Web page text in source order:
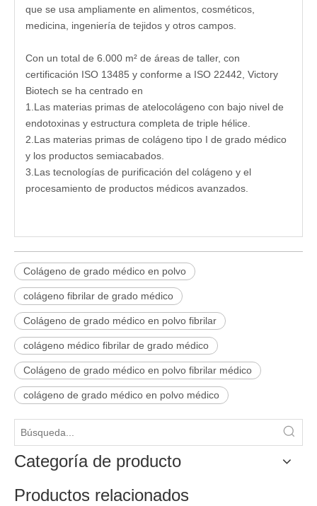
que se usa ampliamente en alimentos, cosméticos,
medicina, ingeniería de tejidos y otros campos.
Con un total de 6.000 m² de áreas de taller, con
certificación ISO 13485 y conforme a ISO 22442, Victory
Biotech se ha centrado en
1.Las materias primas de atelocolágeno con bajo nivel de
endotoxinas y estructura completa de triple hélice.
2.Las materias primas de colágeno tipo I de grado médico
y los productos semiacabados.
3.Las tecnologías de purificación del colágeno y el
procesamiento de productos médicos avanzados.
Colágeno de grado médico en polvo
colágeno fibrilar de grado médico
Colágeno de grado médico en polvo fibrilar
colágeno médico fibrilar de grado médico
Colágeno de grado médico en polvo fibrilar médico
colágeno de grado médico en polvo médico
Categoría de producto
Productos relacionados